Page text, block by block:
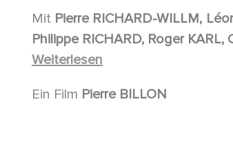
Mit
Weiterlesen
Ein Film Pierre BILLON